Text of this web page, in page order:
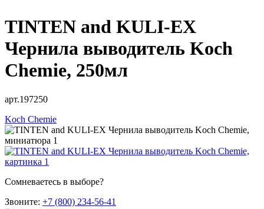
TINTEN and KULI-EX
Чернила выводитель Koch
Chemie, 250мл
арт.197250
Koch Chemie
Сомневаетесь в выборе?
Звоните: +7 (800) 234-56-41